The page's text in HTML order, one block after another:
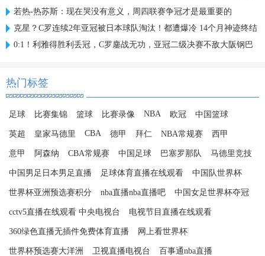
若热-热苏斯：现在哭没有意义，周四联赛争冠才是最重要的
克星？C罗连续2年亚冠被日本球队淘汰！都遭爆冷 14个月神迹终结
0:1！利雅得胜利丢冠，C罗鏖战无功，亚冠二级决赛不敌大阪钢巴
热门标签
足球 比赛集锦 篮球 比赛录像 NBA 欧冠 中国篮球
英超 皇家马德里 CBA 德甲 拜仁 NBA常规赛 西甲
意甲 阿森纳 CBA常规赛 中国足球 巴塞罗那队 马德里竞技
中国男足日本男足直播 足球体育直播在线观看 中国队世界杯
世界杯亚洲预选赛积分 nba直播nba直播吧 中国女足世界杯夺冠
cctv5直播在线观看 中央电视台 电视节目直播在线观看
360绿色直播无插件免费体育直播 网上看世界杯
世界杯预选赛大洋洲 卫视直播电视台 百事通nba直播